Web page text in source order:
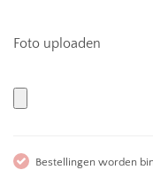
Foto uploaden
Bestellingen worden